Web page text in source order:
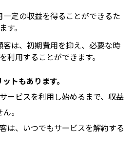
一定の収益を得ることができるた
す。
客は、初期費用を抑え、必要な時
利用することができます。
トもあります。
ービスを利用し始めるまで、収益
。
は、いつでもサービスを解約する